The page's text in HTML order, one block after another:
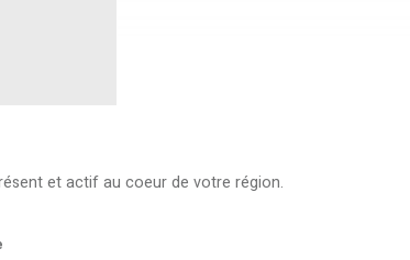
et actif au coeur de votre région.